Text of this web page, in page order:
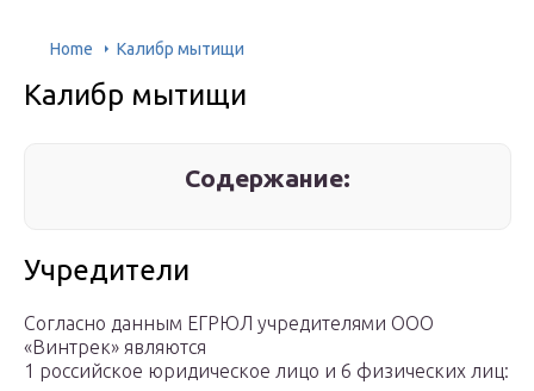
Home Калибр мытищи
Калибр мытищи
Содержание:
Учредители
Согласно данным ЕГРЮЛ учредителями ООО
«Винтрек» являются
1 российское юридическое лицо и 6 физических лиц: